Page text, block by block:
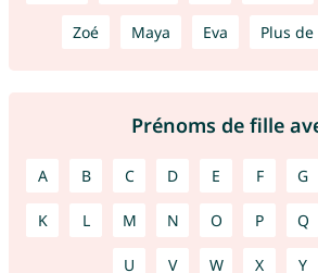
Zoé Maya Eva Plus
Prénoms de fille
A B C D E F G
K L M N O P Q
U V W X Y